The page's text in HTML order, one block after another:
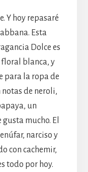
Y hoy repasaré
Esta
Dolce es
blanca, y
para la ropa de
notas de neroli,
un
mucho. El
narciso y
con cachemir,
todo por hoy.